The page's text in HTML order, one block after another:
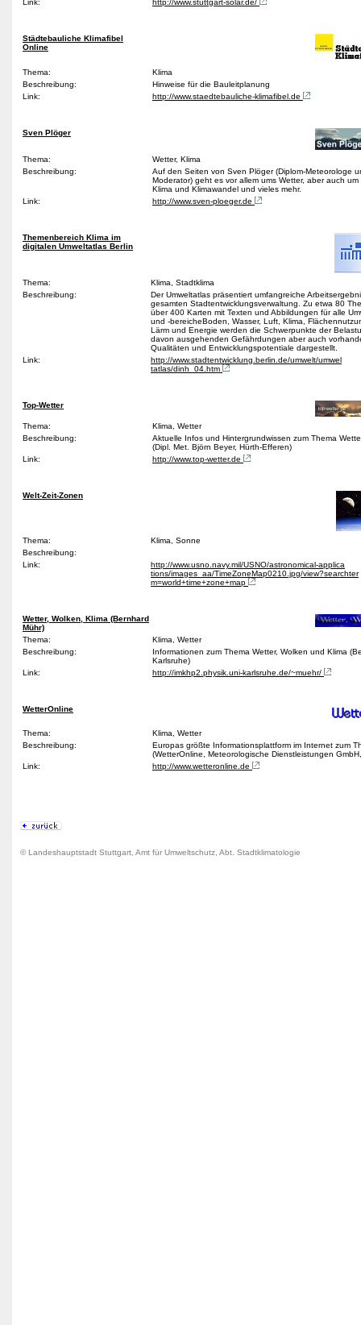
Link:
http://www.stuttgart-solar.de/
Städtebauliche Klimafibel
Online
Thema:
Klima
Beschreibung:
Hinweise für die Bauleitplanung
Link:
http://www.staedtebauliche-klimafibel.de
Sven Plöger
Thema:
Wetter, Klima
Beschreibung:
Auf den Seiten von Sven Plöger (Diplom-Meteorologe
Moderator) geht es vor allem ums Wetter, aber auch
Klima und Klimawandel und vieles mehr.
Link:
http://www.sven-ploeger.de
Themenbereich Klima im
digitalen Umweltatlas Berlin
Thema:
Klima, Stadtklima
Beschreibung:
Der Umweltatlas präsentiert umfangreiche
gesamten Stadtentwicklungsverwaltung. Zu etwa 80
über 400 Karten mit Texten und Abbildungen für alle
und -bereicheBoden, Wasser, Luft, Klima,
Lärm und Energie werden die Schwerpunkte der
davon ausgehenden Gefährdungen aber auch
Qualitäten und Entwicklungspotentiale dargestellt.
Link:
http://www.stadtentwicklung.berlin.de/umwelt/umwel
tatlas/dinh_04.htm
Top-Wetter
Thema:
Klima, Wetter
Beschreibung:
Aktuelle Infos und Hintergrundwissen zum Thema
(Dipl. Met. Björn Beyer, Hürth-Efferen)
Link:
http://www.top-wetter.de
Welt-Zeit-Zonen
Thema:
Klima, Sonne
Beschreibung:
Link:
http://www.usno.navy.mil/USNO/astronomical-applica
tions/images_aa/TimeZoneMap0210.jpg/view?searchter
m=world+time+zone+map
Wetter, Wolken, Klima (Bernhard
Mühr)
Thema:
Klima, Wetter
Beschreibung:
Informationen zum Thema Wetter, Wolken und Klima
Karlsruhe)
Link:
http://imkhp2.physik.uni-karlsruhe.de/~muehr/
WetterOnline
Thema:
Klima, Wetter
Beschreibung:
Europas größte Informationsplattform im Internet zum
(WetterOnline, Meteorologische Dienstleistungen
Link:
http://www.wetteronline.de
© Landeshauptstadt Stuttgart, Amt für Umweltschutz, Abt. Stadtklimatologie